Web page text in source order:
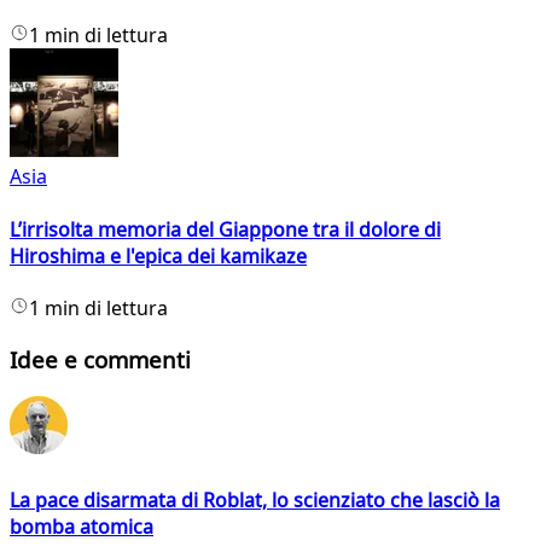
1 min di lettura
Asia
L’irrisolta memoria del Giappone tra il dolore di
Hiroshima e l'epica dei kamikaze
1 min di lettura
Idee e commenti
La pace disarmata di Roblat, lo scienziato che lasciò la
bomba atomica